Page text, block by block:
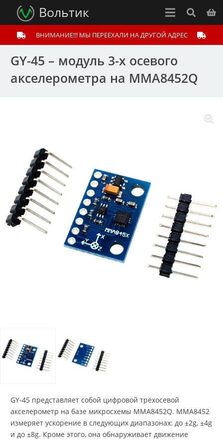
Вольтик
ВНИМАНИЕ!!! МЫ ПЕРЕЕХАЛИ НА ДРУГОЙ АДРЕС
GY-45 – модуль 3-х осевого
акселерометра на MMA8452Q
GY-45 представляет собой цифровой трёхосевой
акселерометр на базе микросхемы MMA8452Q. MMA8452
измеряет ускорение в следующих диапазонах: до ±2g, ±4g
и до ±8g. Кроме этого, она обнаруживает движение